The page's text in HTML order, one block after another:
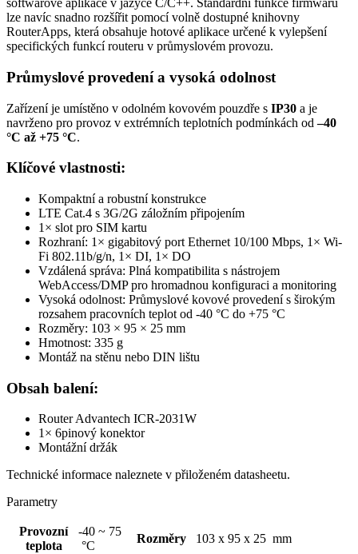
softwarové aplikace v jazyce C/C++. Standardní funkce firmwaru
lze navíc snadno rozšířit pomocí volně dostupné knihovny
RouterApps, která obsahuje hotové aplikace určené k vylepšení
specifických funkcí routeru v průmyslovém provozu.
Průmyslové provedení a vysoká odolnost
Zařízení je umístěno v odolném kovovém pouzdře s IP30 a je
navrženo pro provoz v extrémních teplotních podmínkách od–40
°C až +75 °C.
Klíčové vlastnosti:
Kompaktní a robustní konstrukce
LTE Cat.4 s 3G/2G záložním připojením
1× slot pro SIM kartu
Rozhraní: 1× gigabitový port Ethernet 10/100 Mbps, 1× Wi-
Fi 802.11b/g/n, 1× DI, 1× DO
Vzdálená správa: Plná kompatibilita s nástrojem
WebAccess/DMP pro hromadnou konfiguraci a monitoring
Vysoká odolnost: Průmyslové kovové provedení s širokým
rozsahem pracovních teplot od -40 °C do +75 °C
Rozměry: 103 × 95 × 25 mm
Hmotnost: 335 g
Montáž na stěnu nebo DIN lištu
Obsah balení:
RouterAdvantech ICR-2031W
1× 6pinový konektor
Montážní držák
Technické informace naleznete v přiloženém datasheetu.
Parametry
Provozní
teplota
-40 ~ 75
°C
Rozměry 103 x 95 x 25 mm